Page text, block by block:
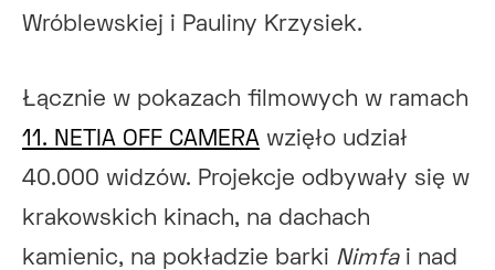
Wróblewskiej i Pauliny Krzysiek.
Łącznie w pokazach filmowych w ramach
11. NETIA OFF CAMERA wzięło udział
40.000 widzów. Projekcje odbywały się w
krakowskich kinach, na dachach
kamienic, na pokładzie barki Nimfai nad